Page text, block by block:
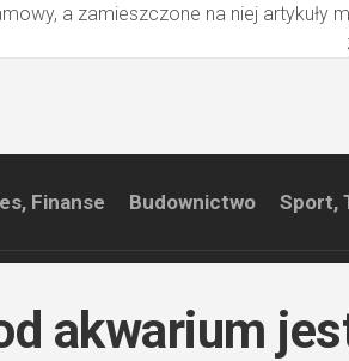
a zamieszczone na niej
Finanse Budownictwo Sport,
akwarium